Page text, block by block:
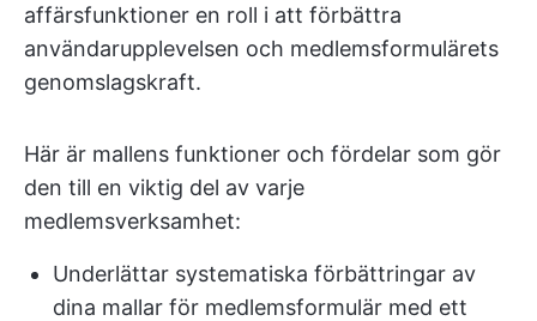
affärsfunktioner en roll i att förbättra
användarupplevelsen och medlemsformulärets
genomslagskraft.
Här är mallens funktioner och fördelar som gör
den till en viktig del av varje
medlemsverksamhet:
Underlättar systematiska förbättringar av
dina mallar för medlemsformulär med ett